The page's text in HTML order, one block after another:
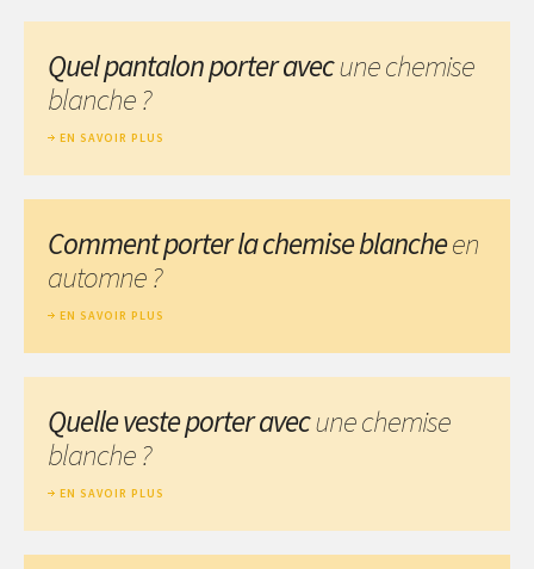
Quel pantalon porter avecune chemise
blanche ?
EN SAVOIR PLUS
Comment porter la chemise blancheen
automne ?
EN SAVOIR PLUS
Quelle veste porter avecune chemise
blanche ?
EN SAVOIR PLUS